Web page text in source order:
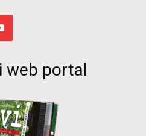
web portal